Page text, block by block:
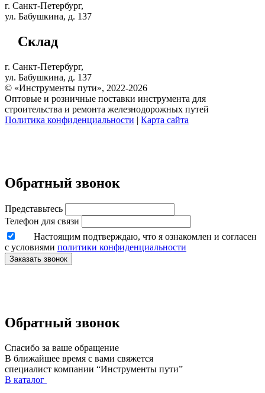
г. Санкт-Петербург,
ул. Бабушкина, д. 137
Склад
г. Санкт-Петербург,
ул. Бабушкина, д. 137
© «Инструменты пути», 2022-2026
Оптовые и розничные поставки инструмента для
строительства и ремонта железнодорожных путей
Политика конфиденциальности | Карта сайта
Обратный звонок
Представьтесь
Телефон для связи
Настоящим подтверждаю, что я ознакомлен и согласен
с условиями политики конфиденциальности
Заказать звонок
Обратный звонок
Спасибо за ваше обращение
В ближайшее время с вами свяжется
специалист компании “Инструменты пути”
В каталог